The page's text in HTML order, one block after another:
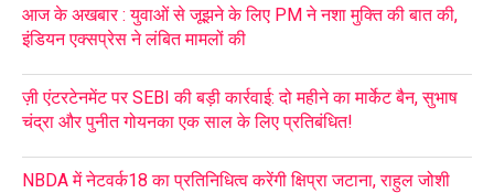
आज के अखबार : युवाओं से जूझने के लिए PM ने नशा मुक्ति की बात की,
इंडियन एक्सप्रेस ने लंबित मामलों की
ज़ी एंटरटेनमेंट पर SEBI की बड़ी कार्रवाई: दो महीने का मार्केट बैन, सुभाष
चंद्रा और पुनीत गोयनका एक साल के लिए प्रतिबंधित!
NBDA में नेटवर्क18 का प्रतिनिधित्व करेंगी क्षिप्रा जटाना, राहुल जोशी